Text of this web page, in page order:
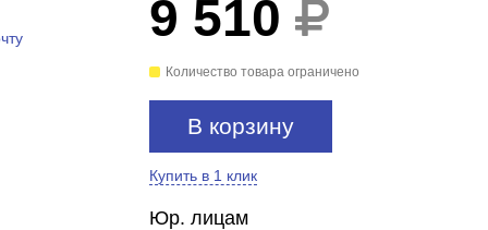
9 510
Количество товара ограничено
В корзину
Купить в 1 клик
Юр. лицам